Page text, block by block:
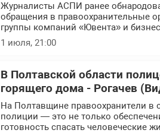
Журналисты АСПИ ранее
обращения в правоохранительные
группы компаний «Ювента» и
1 июля, 21:00
В Полтавской области
горящего дома - Рогачев
На Полтавщине правоохранители в
полиции — это не только
готовность спасать человеческие